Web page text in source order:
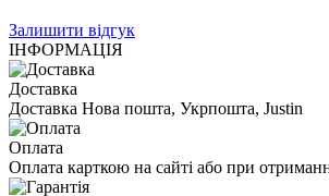
Залишити відгук
ІНФОРМАЦІЯ
Доставка
Доставка Нова пошта, Укрпошта, Justin
Оплата
Оплата карткою на сайті або при